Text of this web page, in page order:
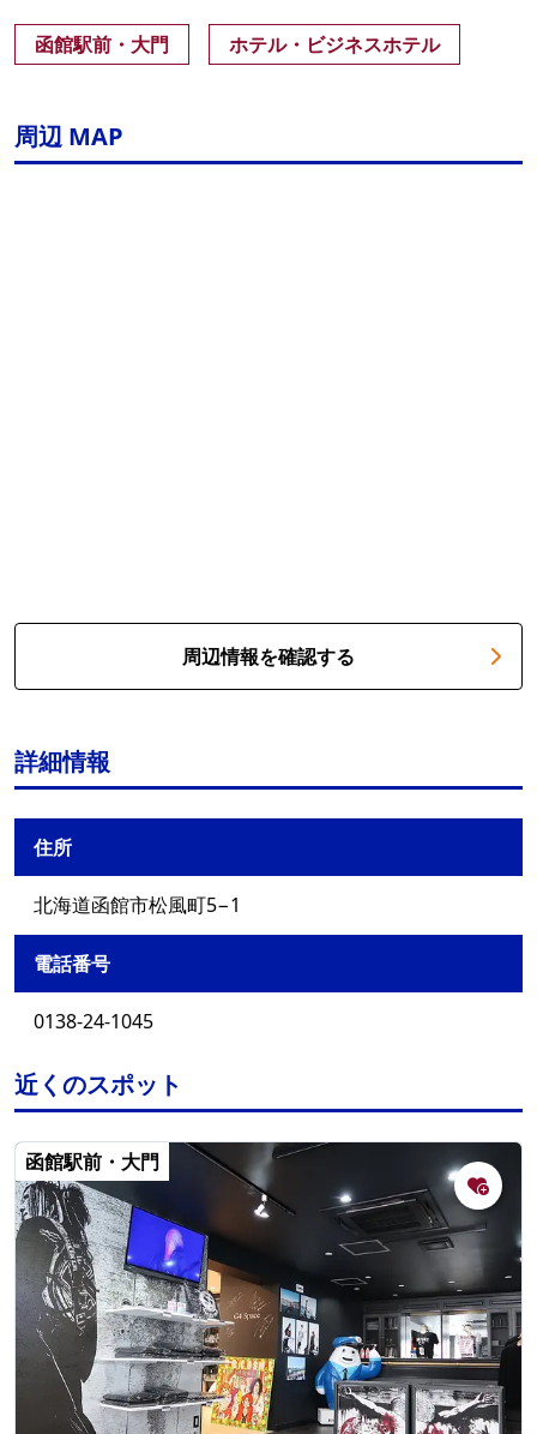
函館駅前・大門 ホテル・ビジネスホテル
周辺 MAP
周辺情報を確認する
詳細情報
住所
北海道函館市松風町5−1
電話番号
0138-24-1045
近くのスポット
函館駅前・大門